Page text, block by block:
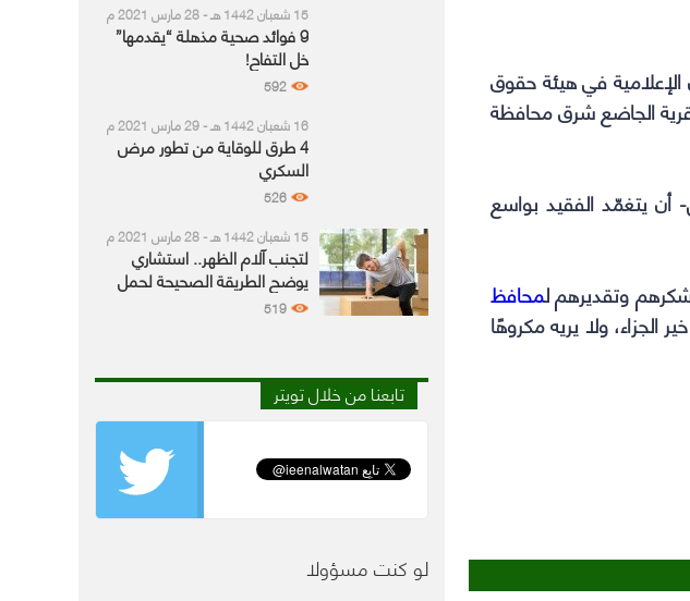
الإعلامية في هيئة حقوق
الجاضع شرق محافظة
أن يتغمّد الفقيد بواسع
وتقديرهم لمحافظ
الجزاء، ولا يريه مكروهًا
in
new
in
new
in
new
in
new
15 شعبان 1442 هـ - 28 مارس 2021 م
9 فوائد صحية مذهلة “يقدمها”
خل التفاح!
592
16 شعبان 1442 هـ - 29 مارس 2021 م
4 طرق للوقاية من تطور مرض
السكري
526
15 شعبان 1442 هـ - 28 مارس 2021 م
لتجنب آلام الظهر.. استشاري
يوضح الطريقة الصحيحة لحمل
الأشياء
519
تابعنا من خلال تويتر
لو كنت مسؤولا